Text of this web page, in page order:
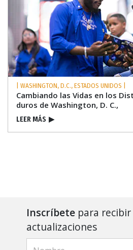
| WASHINGTON, D.C., ESTADOS UNIDOS |
Cambiando las Vidas en los
duros de Washington, D. C.,
LEER MÁS ▶
Inscríbete para
actualizaciones